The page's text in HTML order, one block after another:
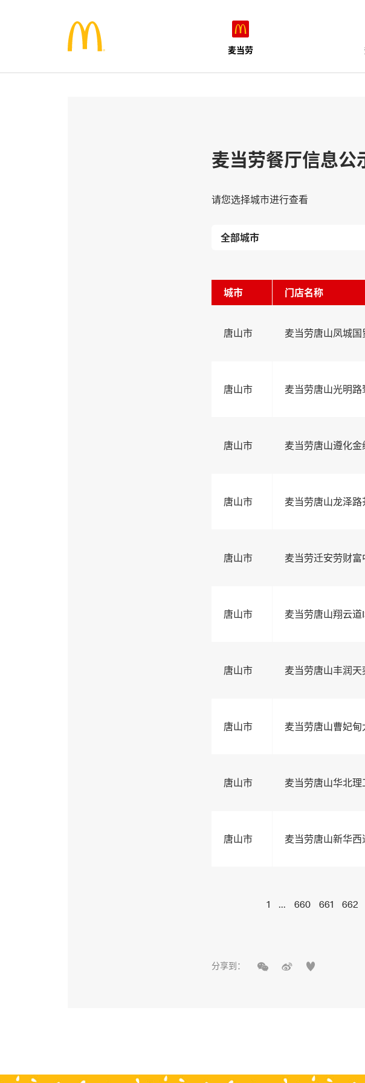
麦当劳
麦当劳餐厅信息公
请您选择城市进行查看
城市 门店名称
唐山市 麦当劳唐山凤城国
唐山市 麦当劳唐山光明路
唐山市 麦当劳唐山遵化
唐山市 麦当劳唐山龙泽路
唐山市 麦当劳迁安劳财富
唐山市 麦当劳唐山翔云道
唐山市 麦当劳唐山丰润天
唐山市 麦当劳唐山曹妃
唐山市 麦当劳唐山华北
唐山市 麦当劳唐山新华
1 ... 660 661 662
分享到：   